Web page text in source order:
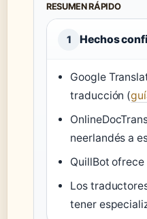
RESUMEN RÁPIDO
1 Hechos
Google
traducción (
neerlandés a
QuillBot
Los
tener